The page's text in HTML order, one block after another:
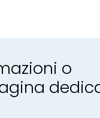
o